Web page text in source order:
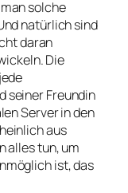
solche
natürlich sind
daran
Die
seiner Freundin
Server in den
aus
alles tun, um
ist, das